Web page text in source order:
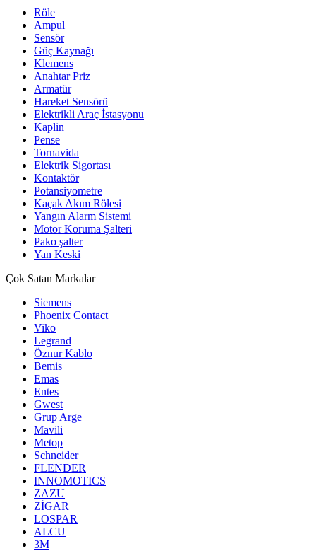
Röle
Ampul
Sensör
Güç Kaynağı
Klemens
Anahtar Priz
Armatür
Hareket Sensörü
Elektrikli Araç İstasyonu
Kaplin
Pense
Tornavida
Elektrik Sigortası
Kontaktör
Potansiyometre
Kaçak Akım Rölesi
Yangın Alarm Sistemi
Motor Koruma Şalteri
Pako şalter
Yan Keski
Çok Satan Markalar
Siemens
Phoenix Contact
Viko
Legrand
Öznur Kablo
Bemis
Emas
Entes
Gwest
Grup Arge
Mavili
Metop
Schneider
FLENDER
INNOMOTICS
ZAZU
ZİGAR
LOSPAR
ALCU
3M